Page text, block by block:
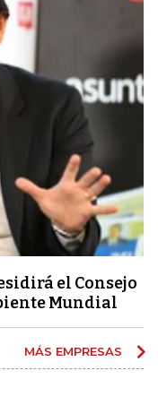
el Consejo
Mundial
MÁS EMPRESAS